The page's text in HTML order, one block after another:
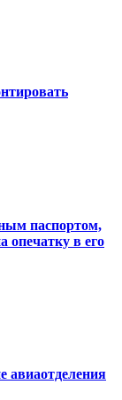
паспортом,
опечатку в его
авиаотделения